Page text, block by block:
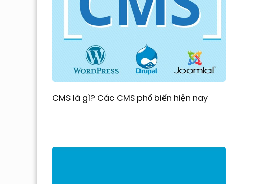
CMS là gì? Các CMS phổ biến hiện nay